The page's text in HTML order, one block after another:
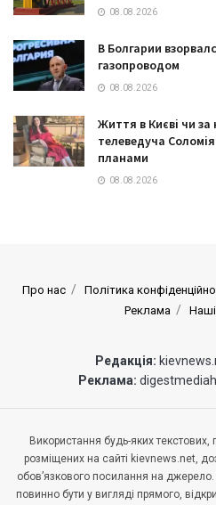
08.08.2026
В Болгарии
газопроводом
08.08.2026
Життя в Києві чи за
телеведуча
планами
08.08.2026
Про нас Політика
Реклама
Редакція:
Реклама:
Використання будь-яких текстових,
розміщених на сайті kievnews.net,
обов’язкового посилання на
повинно бути у вигляді прямого,